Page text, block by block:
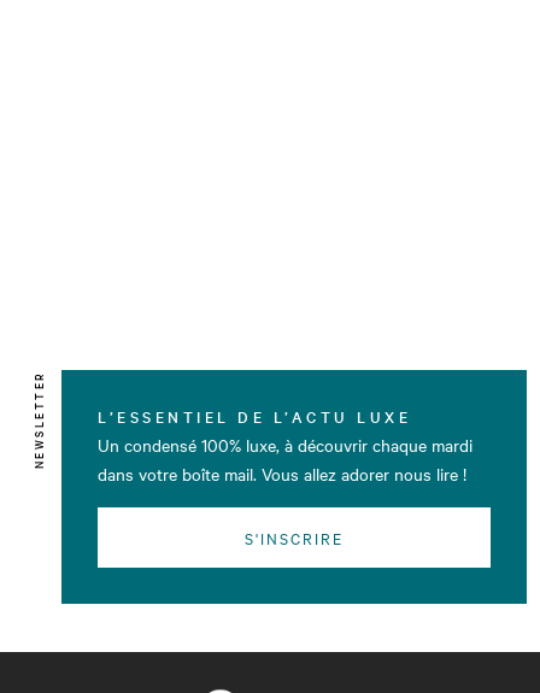
NEWSLETTER L’ESSENTIEL DE L’ACTU LUXE
Un condensé 100% luxe, à découvrir chaque mardi
dans votre boîte mail. Vous allez adorer nous lire !
S'INSCRIRE